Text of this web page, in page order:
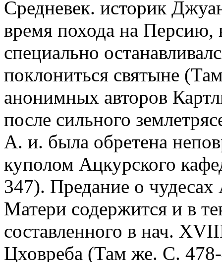
Средневек. историк
время похода на Персию,
специально
поклониться святыне
анонимных авторов
после сильного
А. и. была обретена
куполом Ацкурского
347). Предание о
Матери содержится и в
составленного в нач.
Цховреба (Там же. С.